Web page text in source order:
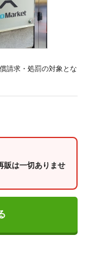
請求・処罰の対象とな
販は一切ありませ